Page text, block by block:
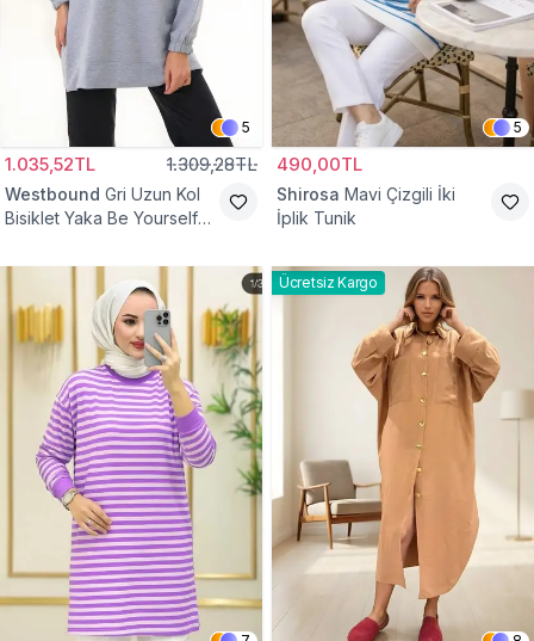
5
1.035,52TL 1.309,28TL
Westbound Gri Uzun Kol
Bisiklet Yaka Be Yourself
5
490,00TL
Shirosa Mavi Çizgili İki
İplik Tunik
Ücretsiz Kargo